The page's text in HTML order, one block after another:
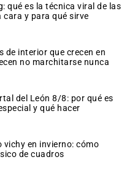
qué es la técnica viral de las
cara y para qué sirve
de interior que crecen en
no marchitarse nunca
del León 8/8: por qué es
y qué hacer
vichy en invierno: cómo
de cuadros